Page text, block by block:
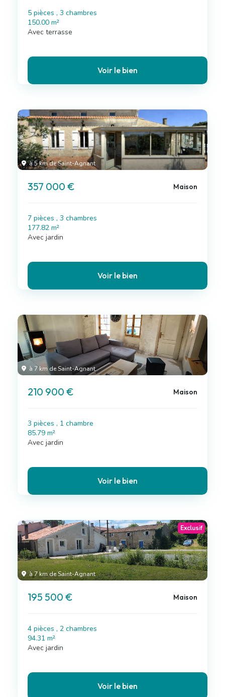
5 pièces , 3 chambres
150.00 m²
Avec terrasse
Voir le bien
à 5 km de Saint-Agnant
357 000 € Maison
7 pièces , 3 chambres
177.82 m²
Avec jardin
Voir le bien
à 7 km de Saint-Agnant
210 900 € Maison
3 pièces , 1 chambre
85.79 m²
Avec jardin
Voir le bien
à 7 km de Saint-Agnant
Exclusif
195 500 € Maison
4 pièces , 2 chambres
94.31 m²
Avec jardin
Voir le bien